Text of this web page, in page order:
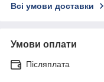
Всі умови доставки
Умови оплати
Післяплата